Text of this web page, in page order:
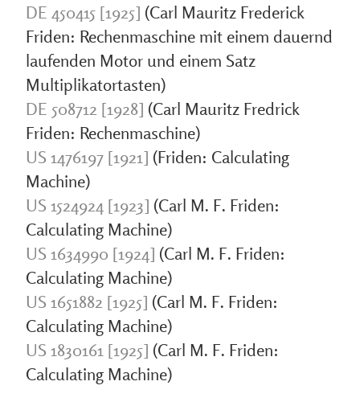
DE 450415 [1925] (Carl Mauritz Frederick
Friden: Rechenmaschine mit einem dauernd
laufenden Motor und einem Satz
Multiplikatortasten)
DE 508712 [1928] (Carl Mauritz Fredrick
Friden: Rechenmaschine)
US 1476197 [1921] (Friden: Calculating
Machine)
US 1524924 [1923] (Carl M. F. Friden:
Calculating Machine)
US 1634990 [1924] (Carl M. F. Friden:
Calculating Machine)
US 1651882 [1925] (Carl M. F. Friden:
Calculating Machine)
US 1830161 [1925] (Carl M. F. Friden:
Calculating Machine)